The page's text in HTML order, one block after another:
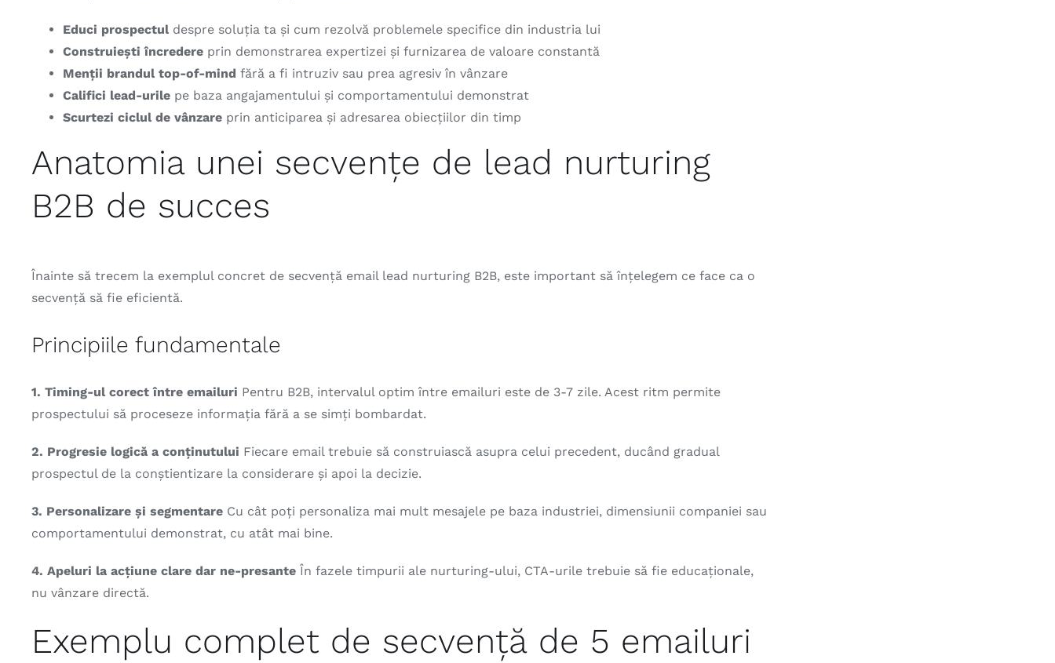
Educi prospectul despre soluția ta și cum rezolvă problemele specifice din industria lui
Construiești încredere prin demonstrarea expertizei și furnizarea de valoare constantă
Menții brandul top-of-mind fără a fi intruziv sau prea agresiv în vânzare
Califici lead-urile pe baza angajamentului și comportamentului demonstrat
Scurtezi ciclul de vânzare prin anticiparea și adresarea obiecțiilor din timp
Anatomia unei secvențe de lead nurturing
B2B de succes
Înainte să trecem la exemplul concret de secvență email lead nurturing B2B, este important să înțelegem ce face ca o
secvență să fie eficientă.
Principiile fundamentale
1. Timing-ul corect între emailuri Pentru B2B, intervalul optim între emailuri este de 3-7 zile. Acest ritm permite
prospectului să proceseze informația fără a se simți bombardat.
2. Progresie logică a conținutului Fiecare email trebuie să construiască asupra celui precedent, ducând gradual
prospectul de la conștientizare la considerare și apoi la decizie.
3. Personalizare și segmentare Cu cât poți personaliza mai mult mesajele pe baza industriei, dimensiunii companiei sau
comportamentului demonstrat, cu atât mai bine.
4. Apeluri la acțiune clare dar ne-presante În fazele timpurii ale nurturing-ului, CTA-urile trebuie să fie educaționale,
nu vânzare directă.
Exemplu complet de secvență de 5 emailuri